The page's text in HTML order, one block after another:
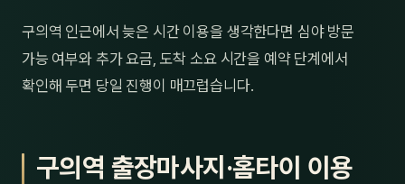
구의역 인근에서 늦은 시간 이용을 생각한다면 심야 방문
가능 여부와 추가 요금, 도착 소요 시간을 예약 단계에서
확인해 두면 당일 진행이 매끄럽습니다.
구의역 출장마사지·홈타이 이용